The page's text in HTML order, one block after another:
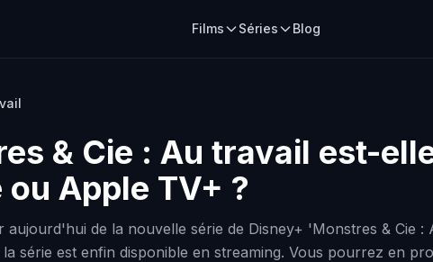
Films Séries Blog
& Cie : Au travail est-
Apple TV+ ?
aujourd'hui de la nouvelle série de Disney+ 'Monstres & Cie
série est enfin disponible en streaming. Vous pourrez en